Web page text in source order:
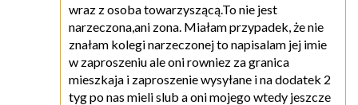
wraz z osoba towarzyszącą.To nie jest
narzeczona,ani zona. Miałam przypadek, że nie
znałam kolegi narzeczonej to napisalam jej imie
w zaproszeniu ale oni rowniez za granica
mieszkaja i zaproszenie wysyłane i na dodatek 2
tyg po nas mieli slub a oni mojego wtedy jeszcze